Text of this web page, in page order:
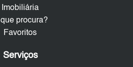
Imobiliária
procura?
Favoritos
Serviços